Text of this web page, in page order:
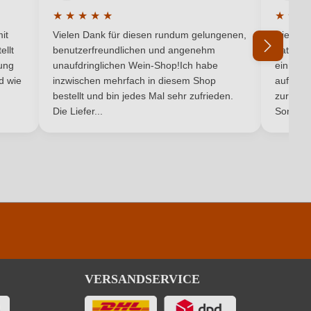
87 g/L
Rot
Ich habe mein Passwort vergessen
von 5 Sternen
wie
★ ★ ★ ★ ★
Durchschnittliche Bewertung von 5 von 5 Sternen
Vielen Dank für diesen rundum gelungenen,
benutzerfreundlichen und angenehm
unaufdringlichen Wein-Shop!Ich habe
inzwischen mehrfach in diesem Shop
bestellt und bin jedes Mal sehr zufrieden.
Die Liefer...
★ ★
Die
hat
einmal
auf
zurück
Son...
VERSANDSERVICE